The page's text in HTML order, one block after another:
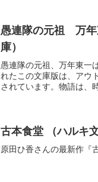
愚連隊の元祖 万年
庫）
愚連隊の元祖、万年東一
れたこの文庫版は、アウ
されています。物語は、
古本食堂 （ハルキ
原田ひ香さんの最新作『